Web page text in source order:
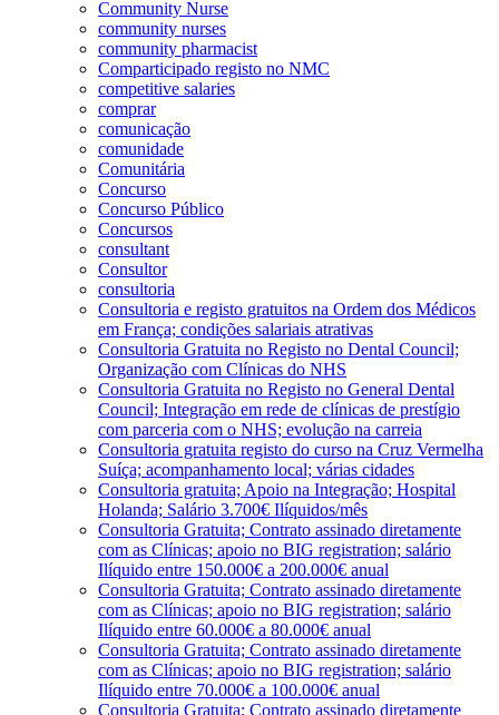
Community Nurse
community nurses
community pharmacist
Comparticipado registo no NMC
competitive salaries
comprar
comunicação
comunidade
Comunitária
Concurso
Concurso Público
Concursos
consultant
Consultor
consultoria
Consultoria e registo gratuitos na Ordem dos Médicos
em França; condições salariais atrativas
Consultoria Gratuita no Registo no Dental Council;
Organização com Clínicas do NHS
Consultoria Gratuita no Registo no General Dental
Council; Integração em rede de clínicas de prestígio
com parceria com o NHS; evolução na carreia
Consultoria gratuita registo do curso na Cruz Vermelha
Suíça; acompanhamento local; várias cidades
Consultoria gratuita; Apoio na Integração; Hospital
Holanda; Salário 3.700€ Ilíquidos/mês
Consultoria Gratuita; Contrato assinado diretamente
com as Clínicas; apoio no BIG registration; salário
Ilíquido entre 150.000€ a 200.000€ anual
Consultoria Gratuita; Contrato assinado diretamente
com as Clínicas; apoio no BIG registration; salário
Ilíquido entre 60.000€ a 80.000€ anual
Consultoria Gratuita; Contrato assinado diretamente
com as Clínicas; apoio no BIG registration; salário
Ilíquido entre 70.000€ a 100.000€ anual
Consultoria Gratuita; Contrato assinado diretamente